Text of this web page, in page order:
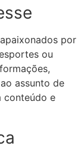
por
ou
assunto de
conteúdo e